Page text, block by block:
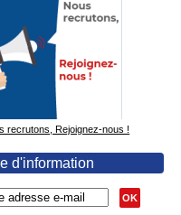
recrutons, Rejoignez-nous !
d'information
OK